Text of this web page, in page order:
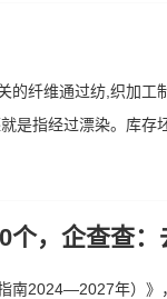
的纤维通过纺,织加
是指经过漂染。库存
，企查查
南2024—2027年）》